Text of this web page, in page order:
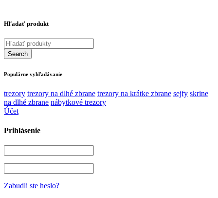
Hľadať produkt
Populárne vyhľadávanie
trezory trezory na dlhé zbrane trezory na krátke zbrane sejfy skrine
na dlhé zbrane nábytkové trezory
Účet
Prihlásenie
Zabudli ste heslo?